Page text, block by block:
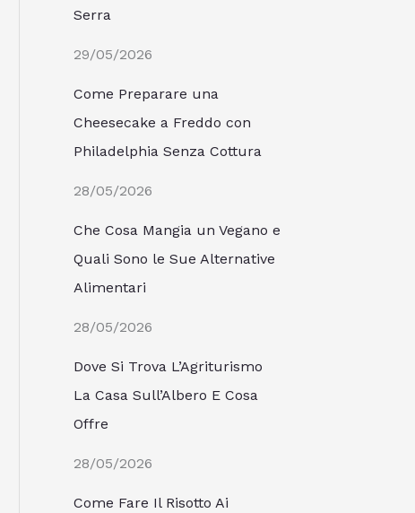
Serra
29/05/2026
Come Preparare una
Cheesecake a Freddo con
Philadelphia Senza Cottura
28/05/2026
Che Cosa Mangia un Vegano e
Quali Sono le Sue Alternative
Alimentari
28/05/2026
Dove Si Trova L’Agriturismo
La Casa Sull’Albero E Cosa
Offre
28/05/2026
Come Fare Il Risotto Ai